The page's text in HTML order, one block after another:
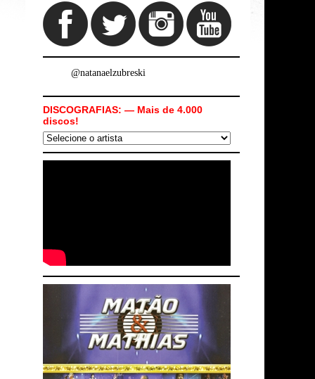
@natanaelzubreski
DISCOGRAFIAS: — Mais de 4.000
discos!